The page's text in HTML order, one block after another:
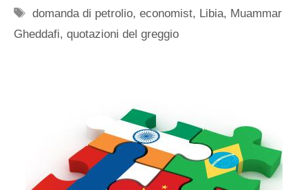
Tag
domanda di petrolio,economist, Libia, Muammar
Gheddafi, quotazioni del greggio